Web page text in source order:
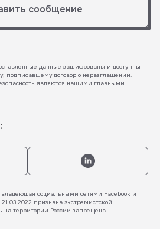
сообщение
данные зашифрованы и доступны
подписавшему договор о неразглашении.
являются нашими главными
социальными сетями Facebook и
признана экстремистской
на территории России запрещена.